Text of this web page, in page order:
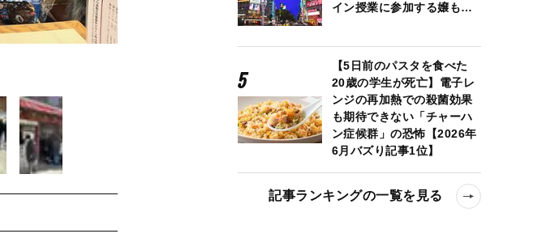
イン授業に参加する嬢も…
【5日前のパスタを食べた
20歳の学生が死亡】電子レ
ンジの再加熱での殺菌効果
も期待できない「チャーハ
ン症候群」の恐怖【2026年
6月バズり記事1位】
記事ランキングの一覧を見る